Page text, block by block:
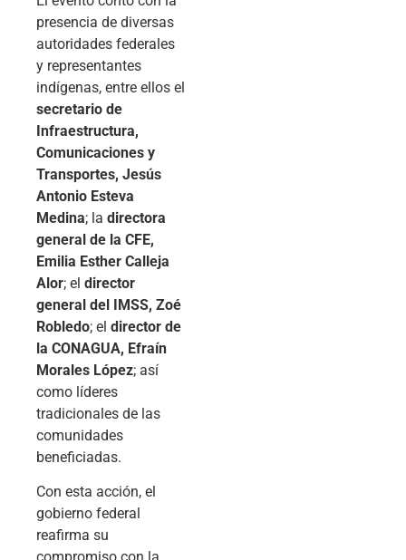
presencia de diversas
autoridades federales
y representantes
indígenas, entre ellos el
secretario de
Infraestructura,
Comunicaciones y
Transportes, Jesús
Antonio Esteva
Medina; la directora
general de la CFE,
Emilia Esther Calleja
Alor; el director
general del IMSS, Zoé
Robledo; el director de
la CONAGUA, Efraín
Morales López; así
como líderes
tradicionales de las
comunidades
beneficiadas.
Con esta acción, el
gobierno federal
reafirma su